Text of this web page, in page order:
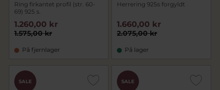
Ring firkantet profil (str. 60-
69) 925 s.
1.575,00 kr
1.260,00 kr
På fjernlager
Herrering 925s forgyldt
2.075,00 kr
1.660,00 kr
På lager
SALE SALE